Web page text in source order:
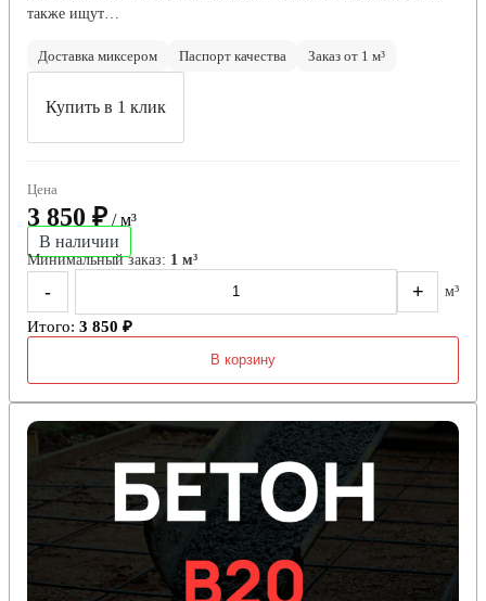
также ищут…
Доставка миксером Паспорт качества Заказ от 1 м³
Купить в 1 клик
Цена
3 850 ₽ / м³
В наличии
Минимальный заказ: 1 м³
- + м³
Итого: 3 850 ₽
В корзину